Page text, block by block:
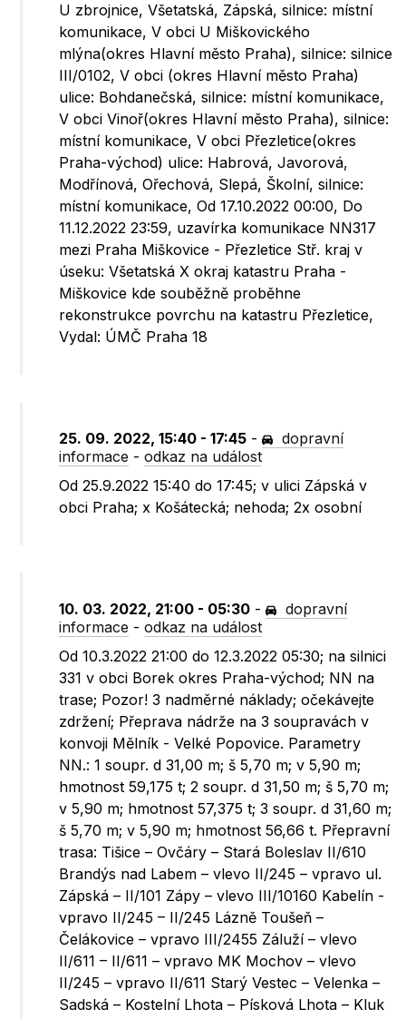
U zbrojnice, Všetatská, Zápská, silnice: místní
komunikace, V obci U Miškovického
mlýna(okres Hlavní město Praha), silnice: silnice
III/0102, V obci (okres Hlavní město Praha)
ulice: Bohdanečská, silnice: místní komunikace,
V obci Vinoř(okres Hlavní město Praha), silnice:
místní komunikace, V obci Přezletice(okres
Praha-východ) ulice: Habrová, Javorová,
Modřínová, Ořechová, Slepá, Školní, silnice:
místní komunikace, Od 17.10.2022 00:00, Do
11.12.2022 23:59, uzavírka komunikace NN317
mezi Praha Miškovice - Přezletice Stř. kraj v
úseku: Všetatská X okraj katastru Praha -
Miškovice kde souběžně proběhne
rekonstrukce povrchu na katastru Přezletice,
Vydal: ÚMČ Praha 18
25. 09. 2022, 15:40 - 17:45 -
dopravní
informace -odkaz na událost
Od 25.9.2022 15:40 do 17:45; v ulici Zápská v
obci Praha; x Košátecká; nehoda; 2x osobní
10. 03. 2022, 21:00 - 05:30 -
dopravní
informace -odkaz na událost
Od 10.3.2022 21:00 do 12.3.2022 05:30; na silnici
331 v obci Borek okres Praha-východ; NN na
trase; Pozor! 3 nadměrné náklady; očekávejte
zdržení; Přeprava nádrže na 3 soupravách v
konvoji Mělník - Velké Popovice. Parametry
NN.: 1 soupr. d 31,00 m; š 5,70 m; v 5,90 m;
hmotnost 59,175 t; 2 soupr. d 31,50 m; š 5,70 m;
v 5,90 m; hmotnost 57,375 t; 3 soupr. d 31,60 m;
š 5,70 m; v 5,90 m; hmotnost 56,66 t. Přepravní
trasa: Tišice – Ovčáry – Stará Boleslav II/610
Brandýs nad Labem – vlevo II/245 – vpravo ul.
Zápská – II/101 Zápy – vlevo III/10160 Kabelín -
vpravo II/245 – II/245 Lázně Toušeň –
Čelákovice – vpravo III/2455 Záluží – vlevo
II/611 – II/611 – vpravo MK Mochov – vlevo
II/245 – vpravo II/611 Starý Vestec – Velenka –
Sadská – Kostelní Lhota – Písková Lhota – Kluk